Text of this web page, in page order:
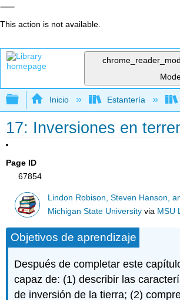
This action is not available.
Expandir/contraer
Inicio Estantería
17: Inversiones en
Page ID
67854
Lindon Robison, Steven Hanson,
Michigan State University via MSU
Objetivos de aprendizaje
Después de completar este
capaz de: (1) describir las
de inversión de la tierra; (2)